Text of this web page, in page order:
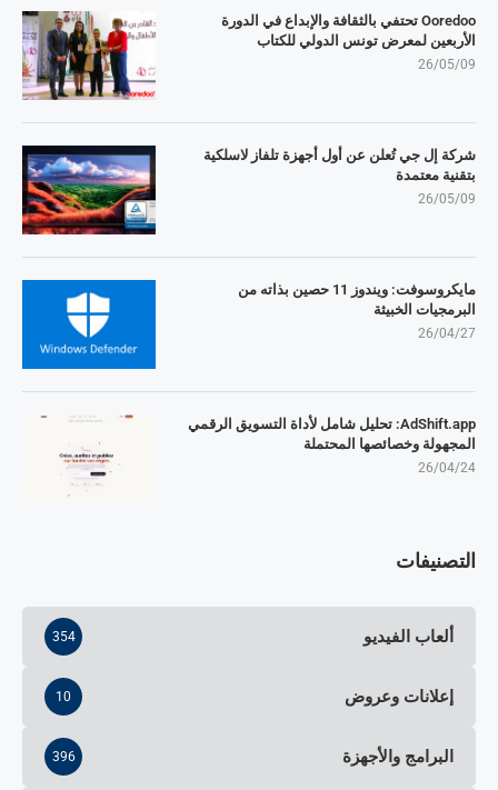
Ooredoo تحتفي بالثقافة والإبداع في الدورة
الأربعين لمعرض تونس الدولي للكتاب
26/05/09
شركة إل جي تُعلن عن أول أجهزة تلفاز لاسلكية
بتقنية معتمدة
26/05/09
مايكروسوفت: ويندوز 11 حصين بذاته من
البرمجيات الخبيثة
26/04/27
AdShift.app: تحليل شامل لأداة التسويق الرقمي
المجهولة وخصائصها المحتملة
26/04/24
التصنيفات
ألعاب الفيديو 354
إعلانات وعروض 10
البرامج والأجهزة 396